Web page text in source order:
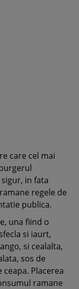
care cel mai
in fata
regele de
publica.
una fiind o
si iaurt,
si cealalta,
sos de
Placerea
ramane